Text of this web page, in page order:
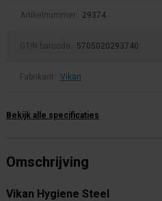
Artikelnummer: 29374
GTIN barcode: 5705020293740
Fabrikant: Vikan
Bekijk alle specificaties
Omschrijving
Vikan Hygiene Steel